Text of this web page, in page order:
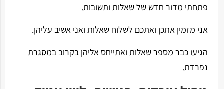
פתחתי מדור חדש של שאלות ותשובות.
אני מזמין אתכן ואתכם לשלוח שאלות ואני אשיב עליהן.
הגיעו כבר מספר שאלות ואתייחס אליהן בקרוב במסגרת
נפרדת.